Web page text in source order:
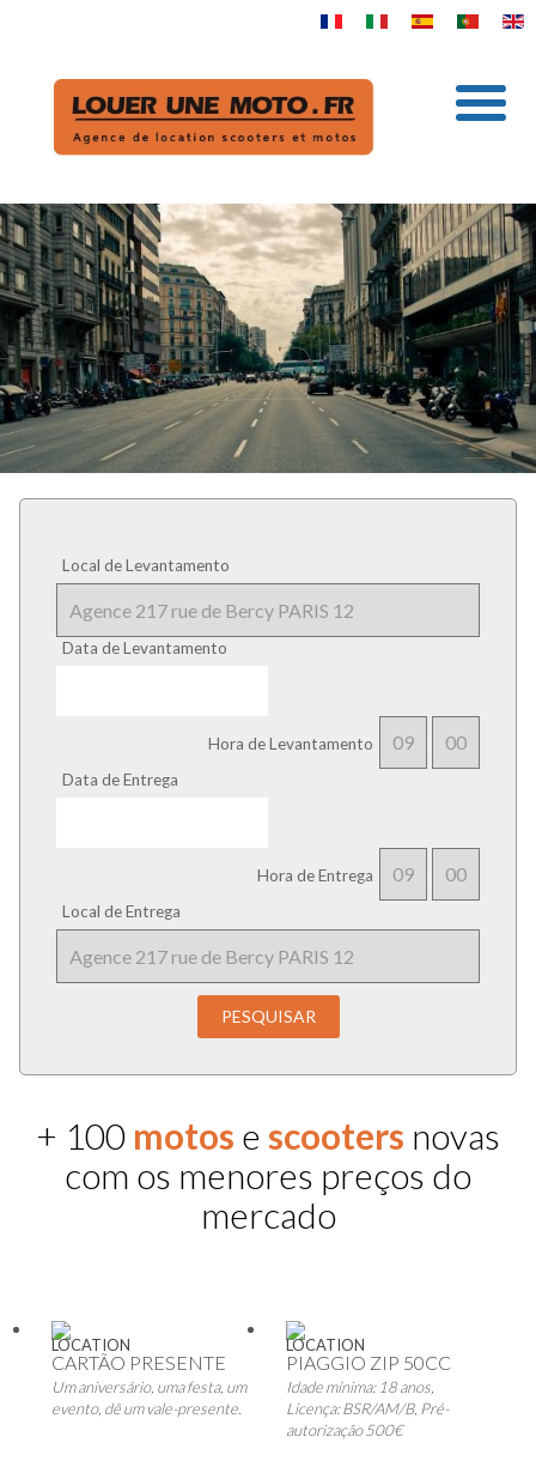
Local de Levantamento
Data de Levantamento
Hora de Levantamento
Data de Entrega
Hora de Entrega
Local de Entrega
+ 100 motos escooters novas
com os menores preços do
mercado
LOCATION
CARTÃO PRESENTE
Um aniversário, uma festa, um
evento, dê um vale-presente.
LOCATION
PIAGGIO ZIP 50CC
Idade mínima: 18 anos,
Licença: BSR/AM/B, Pré-
autorização 500€